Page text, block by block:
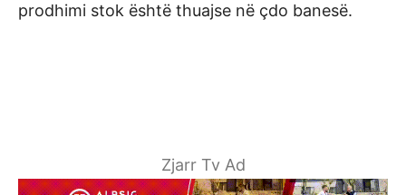
prodhimi stok është thuajse në çdo banesë.
Zjarr Tv Ad